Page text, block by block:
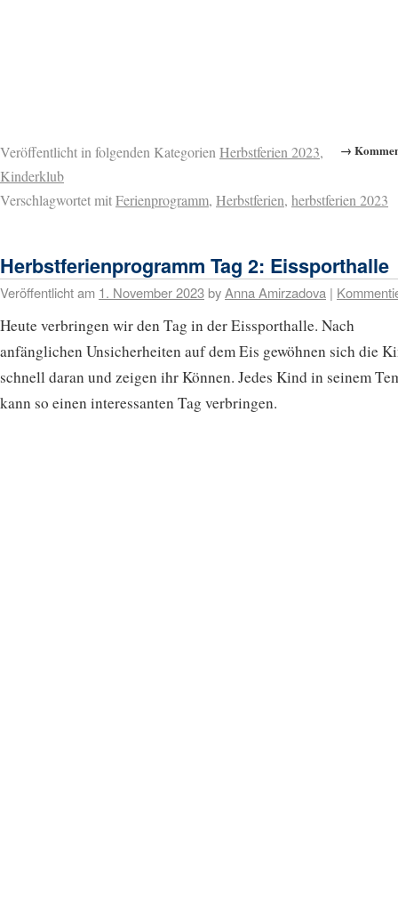
→
Veröffentlicht in folgenden KategorienHerbstferien 2023,
Kinderklub
Verschlagwortet mitFerienprogramm, Herbstferien, herbstferien 2023
Herbstferienprogramm Tag 2: Eissporthalle
Veröffentlicht am 1. November 2023byAnna Amirzadova |
Heute verbringen wir den Tag in der Eissporthalle. Nach
anfänglichen Unsicherheiten auf dem Eis gewöhnen sich die
schnell daran und zeigen ihr Können. Jedes Kind in seinem
kann so einen interessanten Tag verbringen.